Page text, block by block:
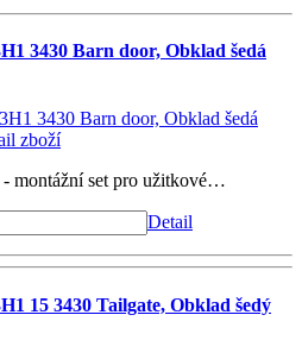
3430 Barn door, Obklad šedá
montážní set pro užitkové…
Detail
15 3430 Tailgate, Obklad šedý